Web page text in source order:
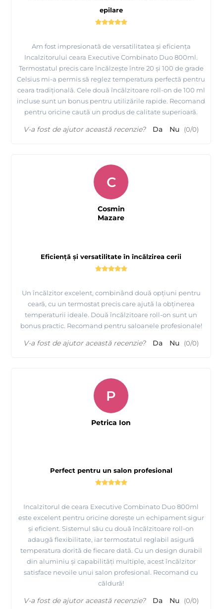
epilare
Am fost impresionată de versatilitatea și eficiența
Incalzitorului ceara Executive Combinato Duo 800ml.
Termostatul precis care încălzește între 20 și 100 de grade
Celsius mi-a permis să reglez temperatura perfectă pentru
ceara tradițională. Cele două încălzitoare roll-on de 100 ml
incluse sunt un bonus pentru utilizările rapide. Recomand
pentru oricine caută un produs de calitate superioară.
V-a fost de ajutor această recenzie? Da Nu (0/0)
Eficiență și versatilitate în încălzirea cerii
Un încălzitor excelent, combinând două opțiuni pentru
ceară, cu un termostat precis care ajută la obținerea
temperaturii ideale. Două încălzitoare roll-on sunt un
bonus practic. Recomand pentru saloanele profesionale!
C
Cosmin
Mazare
V-a fost de ajutor această recenzie? Da Nu (0/0)
Perfect pentru un salon profesional
Incalzitorul de ceara Executive Combinato Duo 800ml
este excelent pentru oricine dorește un echipament sigur
și eficient. Sistemul său cu două încălzitoare roll-on
adaugă flexibilitate, iar termostatul reglabil asigură
temperatura dorită de fiecare dată. Cu un design durabil
din aluminiu și capabilități multiple, acest încălzitor
satisface nevoile unui salon profesional. Recomand cu
căldură!
P
Petrica Ion
V-a fost de ajutor această recenzie? Da Nu (0/0)